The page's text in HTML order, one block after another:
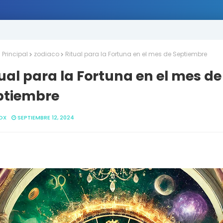
zodiaco Ritual para la Fortuna en el mes de Septiembre
para la Fortuna en el mes de
SEPTIEMBRE 12, 2024